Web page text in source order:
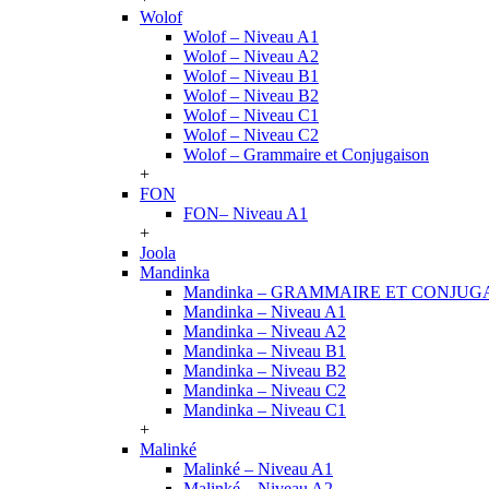
Wolof
Wolof – Niveau A1
Wolof – Niveau A2
Wolof – Niveau B1
Wolof – Niveau B2
Wolof – Niveau C1
Wolof – Niveau C2
Wolof – Grammaire et Conjugaison
+
FON
FON– Niveau A1
+
Joola
Mandinka
Mandinka – GRAMMAIRE ET
Mandinka – Niveau A1
Mandinka – Niveau A2
Mandinka – Niveau B1
Mandinka – Niveau B2
Mandinka – Niveau C2
Mandinka – Niveau C1
+
Malinké
Malinké – Niveau A1